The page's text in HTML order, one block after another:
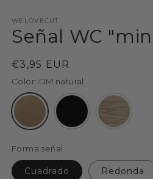
una
ventana
modal
WELOVECUT
Señal WC
Precio
habitual
€3,95 EUR
Color: DM natural
Forma señal
Cuadrado Redonda